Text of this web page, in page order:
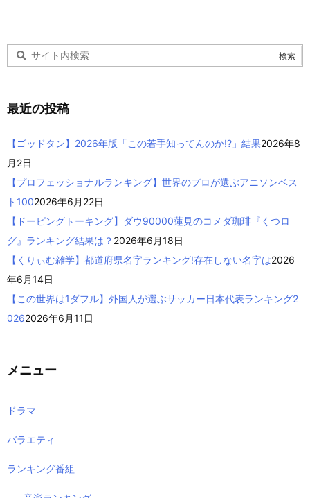
最近の投稿
【ゴッドタン】2026年版「この若手知ってんのか!?」結果2026年8
月2日
【プロフェッショナルランキング】世界のプロが選ぶアニソンベス
ト1002026年6月22日
【ドーピングトーキング】ダウ90000蓮見のコメダ珈琲『くつロ
グ』ランキング結果は？ 2026年6月18日
【くりぃむ雑学】都道府県名字ランキング!存在しない名字は2026
年6月14日
【この世界は1ダフル】外国人が選ぶサッカー日本代表ランキング2
0262026年6月11日
メニュー
ドラマ
バラエティ
ランキング番組